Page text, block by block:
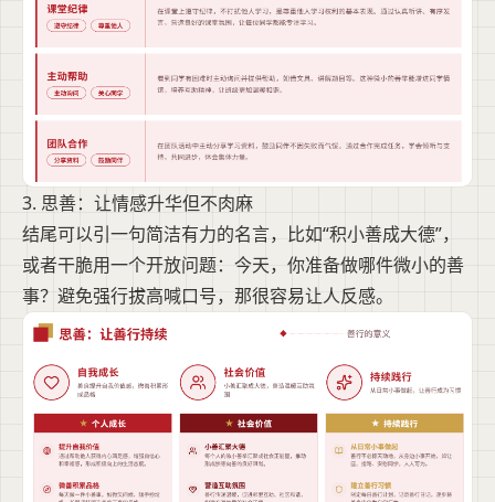
3. 思善：让情感升华但不肉麻
结尾可以引一句简洁有力的名言，比如“积小善成大德”，
或者干脆用一个开放问题：今天，你准备做哪件微小的善
事？避免强行拔高喊口号，那很容易让人反感。